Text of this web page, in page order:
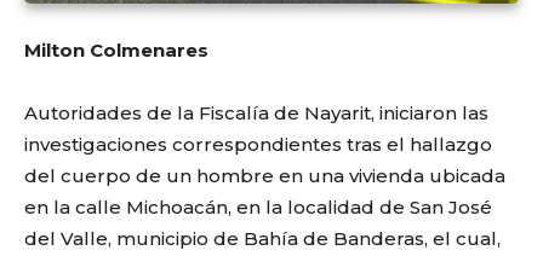
Milton Colmenares
Autoridades de la Fiscalía de Nayarit, iniciaron las
investigaciones correspondientes tras el hallazgo
del cuerpo de un hombre en una vivienda ubicada
en la calle Michoacán, en la localidad de San José
del Valle, municipio de Bahía de Banderas, el cual,